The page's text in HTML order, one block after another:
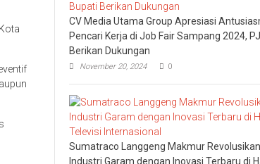
CV Media Utama Group Apresiasi
Pencari Kerja di Job Fair Sampang 2024,
Berikan Dukungan
November 20, 2024 0
Sumatraco Langgeng Makmur Revolusikan
Industri Garam dengan Inovasi Terbaru di